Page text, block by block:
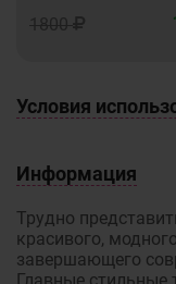
Условия
Информация
Трудно
красивого,
завершающего
1800